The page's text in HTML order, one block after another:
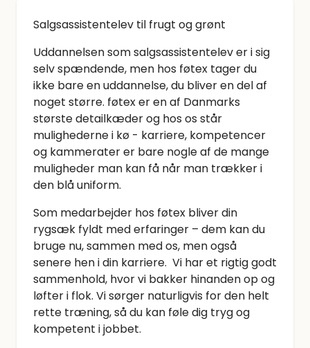
Salgsassistentelev til frugt og grønt
Uddannelsen som salgsassistentelev er i sig
selv spændende, men hos føtex tager du
ikke bare en uddannelse, du bliver en del af
noget større. føtex er en af Danmarks
største detailkæder og hos os står
mulighederne i kø - karriere, kompetencer
og kammerater er bare nogle af de mange
muligheder man kan få når man trækker i
den blå uniform.
Som medarbejder hos føtex bliver din
rygsæk fyldt med erfaringer – dem kan du
bruge nu, sammen med os, men også
senere hen i din karriere. Vi har et rigtig godt
sammenhold, hvor vi bakker hinanden op og
løfter i flok. Vi sørger naturligvis for den helt
rette træning, så du kan føle dig tryg og
kompetent i jobbet.